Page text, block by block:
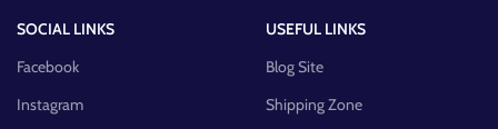
SOCIAL LINKS
Facebook
Instagram
USEFUL LINKS
Blog Site
Shipping Zone